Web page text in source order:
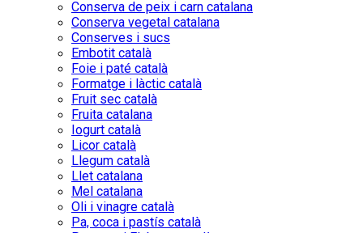
Conserva de peix i carn catalana
Conserva vegetal catalana
Conserves i sucs
Embotit català
Foie i paté català
Formatge i làctic català
Fruit sec català
Fruita catalana
Iogurt català
Licor català
Llegum català
Llet catalana
Mel catalana
Oli i vinagre català
Pa, coca i pastís català